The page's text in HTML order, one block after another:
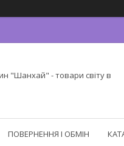
"Шанхай" - товари світу в
ПОВЕРНЕННЯ І ОБМІН